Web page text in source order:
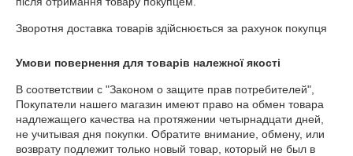
Зворотня доставка товарів здійснюється за рахунок покупця
Умови повернення для товарів належної якості
В соответствии с "Законом о защите прав потребителей",
Покупатели нашего магазин имеют право на обмен товара
надлежащего качества на протяжении четырнадцати дней,
не учитывая дня покупки. Обратите внимание, обмену, или
возврату подлежит только новый товар, который не был в